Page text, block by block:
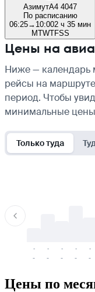
АзимутA4 4047
По расписанию
06:25→ 10:002 ч 35 мин
MTWTFSS
Цены на
Ниже — календарь
рейсы на
период. Чтобы
минимальные
Только туда
-
-
-
-
-
-
-
-
-
-
Цены по